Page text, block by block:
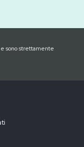
sono strettamente